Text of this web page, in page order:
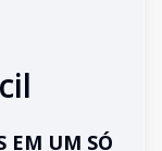
EM UM SÓ